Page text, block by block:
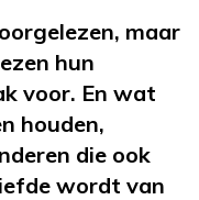
maar
hun
voor. En wat
houden,
die ook
wordt van